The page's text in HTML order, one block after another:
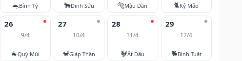
🐀Bính Tý 🐂Đinh Sửu 🐅Mậu Dần 🐈Kỷ Mão
26
9/4
🐐Quý Mùi
27
10/4
🐒Giáp Thân
28
11/4
🐓Ất Dậu
29
12/4
🐕Bính Tuất